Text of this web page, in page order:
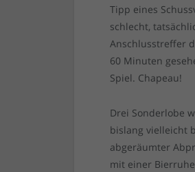
Tipp eines
schlecht,
Anschlusstreffer
60 Minuten
Spiel. Chapeau!
Drei Sonderlobe
bislang vielleicht
abgeräumter
mit einer